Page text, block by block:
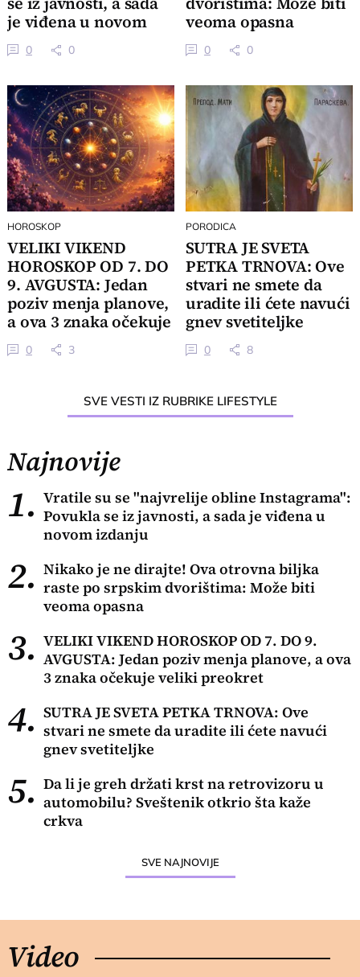
je viđena u novom
izdanju
0 0
veoma opasna
0 0
HOROSKOP
VELIKI VIKEND
HOROSKOP OD 7. DO
9. AVGUSTA: Jedan
poziv menja planove,
a ova 3 znaka očekuje
veliki preokret
0 3
PORODICA
SUTRA JE SVETA
PETKA TRNOVA: Ove
stvari ne smete da
uradite ili ćete navući
gnev svetiteljke
0 8
SVE VESTI IZ RUBRIKE LIFESTYLE
Najnovije
1. Vratile su se "najvrelije obline Instagrama":
Povukla se iz javnosti, a sada je viđena u
novom izdanju
2. Nikako je ne dirajte! Ova otrovna biljka
raste po srpskim dvorištima: Može biti
veoma opasna
3. VELIKI VIKEND HOROSKOP OD 7. DO 9.
AVGUSTA: Jedan poziv menja planove, a ova
3 znaka očekuje veliki preokret
4. SUTRA JE SVETA PETKA TRNOVA: Ove
stvari ne smete da uradite ili ćete navući
gnev svetiteljke
5. Da li je greh držati krst na retrovizoru u
automobilu? Sveštenik otkrio šta kaže
crkva
SVE NAJNOVIJE
Video